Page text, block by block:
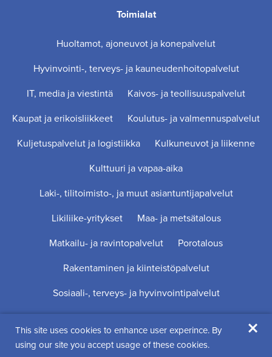
Toimialat
Huoltamot, ajoneuvot ja konepalvelut
Hyvinvointi-, terveys- ja kauneudenhoitopalvelut
IT, media ja viestintä
Kaivos- ja teollisuuspalvelut
Kaupat ja erikoisliikkeet
Koulutus- ja valmennuspalvelut
Kuljetuspalvelut ja logistiikka
Kulkuneuvot ja liikenne
Kulttuuri ja vapaa-aika
Laki-, tilitoimisto-, ja muut asiantuntijapalvelut
Likiliike-yritykset
Maa- ja metsätalous
Matkailu- ja ravintopalvelut
Porotalous
Rakentaminen ja kiinteistöpalvelut
Sosiaali-, terveys- ja hyvinvointipalvelut
This site uses cookies to enhance user experince. By
using our site you accept usage of these cookies.
×